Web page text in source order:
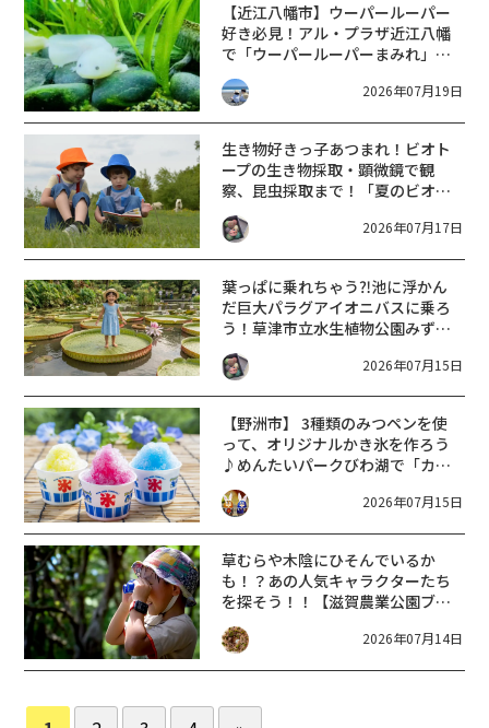
【近江八幡市】ウーパールーパー
好き必見！アル・プラザ近江八幡
で「ウーパールーパーまみれ」開
催♪ふれあいやグッズ販売、ワー
クショップも楽しめる！2026年07月19日
生き物好きっ子あつまれ！ビオト
ープの生き物採取・顕微鏡で観
察、昆虫採取まで！「夏のビオト
ープ観察会」ヤンマーミュージア
ムにて【8/2】
2026年07月17日
葉っぱに乗れちゃう⁈池に浮かん
だ巨大パラグアイオニバスに乗ろ
う！草津市立水生植物公園みずの
森【8月土日祝の9日間】
2026年07月15日
【野洲市】 3種類のみつペンを使
って、オリジナルかき氷を作ろう
♪めんたいパークびわ湖で「カラ
フルかき氷」が期間限定で登場！
2026年07月15日
草むらや木陰にひそんでいるか
も！？あの人気キャラクターたち
を探そう！！【滋賀農業公園ブル
ーメの丘 こびとづかんなつのた
んけん大調査8/1～8/30】2026年07月14日